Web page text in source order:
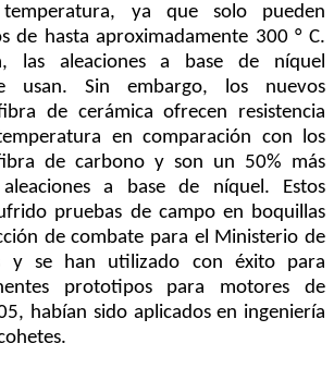
ya que solo pueden
de hasta aproximadamente 300 ° C.
las aleaciones a base de níquel
usan. Sin embargo, los nuevos
de cerámica ofrecen resistencia
en comparación con los
de carbono y son un 50% más
a base de níquel. Estos
pruebas de campo en boquillas
de combate para el Ministerio de
y se han utilizado con éxito para
prototipos para motores de
habían sido aplicados en ingeniería